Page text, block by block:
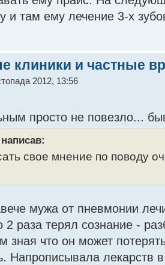
и там ему лечение 3-х
клиники и частные
2012, 13:56
просто не повезло...
свое мнение по поводу
мужа от пневмонии
2 раза терял сознание -
зная что он может
Напрописывала лекарств